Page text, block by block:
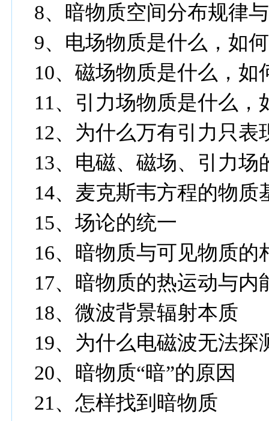
8、暗物质空间分布规律
9、电场物质是什么，如
10、磁场物质是什么，如
11、引力场物质是什么，
12、为什么万有引力只表
13、电磁、磁场、引力场
14、麦克斯韦方程的物质
15、场论的统一
16、暗物质与可见物质的
17、暗物质的热运动与内
18、微波背景辐射本质
19、为什么电磁波无法探
20、暗物质“暗”的原因
21、怎样找到暗物质